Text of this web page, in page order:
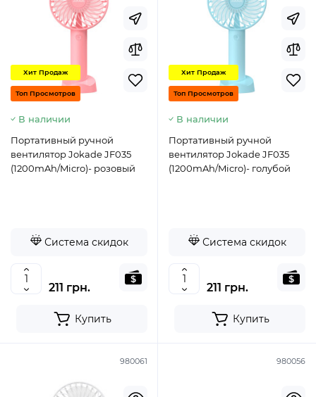
Хит Продаж
Топ Просмотров
В наличии
Портативный ручной
вентилятор Jokade JF035
(1200mAh/Micro)- розовый
Система скидок
211 грн.
Купить
Хит Продаж
Топ Просмотров
В наличии
Портативный ручной
вентилятор Jokade JF035
(1200mAh/Micro)- голубой
Система скидок
211 грн.
Купить
980061 980056